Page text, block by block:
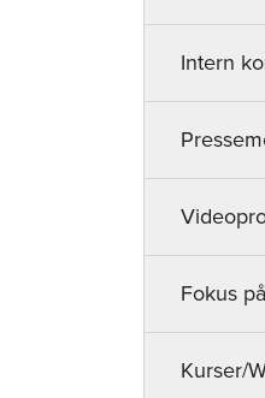
Intern
Fokus
Kurser/